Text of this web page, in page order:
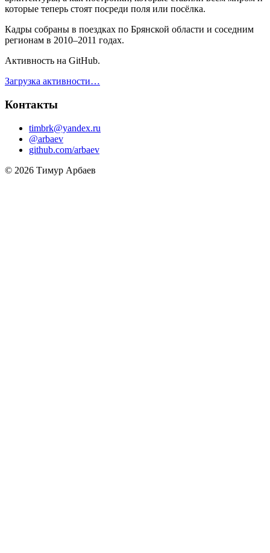
которые теперь стоят посреди поля или посёлка.
Кадры собраны в поездках по Брянской области и соседним
регионам в 2010–2011 годах.
Активность на GitHub.
Загрузка активности…
Контакты
timbrk@yandex.ru
@arbaev
github.com/arbaev
© 2026 Тимур Арбаев